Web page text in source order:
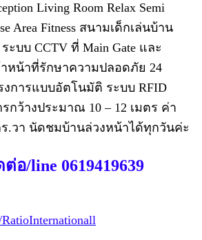
Living Room Relax Semi
Area Fitness สนามเด็กเล่นบ้าน
ะบบ CCTV ที่ Main Gate และ
าหน้าที่รักษาความปลอดภัย 24
งการแบบอัตโนมัติ ระบบ RFID
กว้างประมาณ 10 – 12 เมตร ค่า
ร.วา นัดชมบ้านล่วงหน้าได้ทุกวันค่ะ
อ/line 0619419639